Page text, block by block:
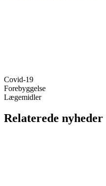
Covid-19
Forebyggelse
Lægemidler
Relaterede nyheder